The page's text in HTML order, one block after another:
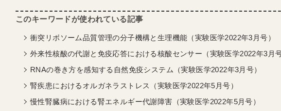
衝突リボソーム品質管理の分子機構と生理機能（実験医学2022年3月号）
外来性核酸の代謝と免疫応答における核酸センサー（実験医学2022年3月号
RNAの巻き方を感知する自然免疫システム（実験医学2022年3月号）
腎疾患におけるオルガネラストレス（実験医学2022年5月号）
慢性腎臓病における腎エネルギー代謝障害（実験医学2022年5月号）